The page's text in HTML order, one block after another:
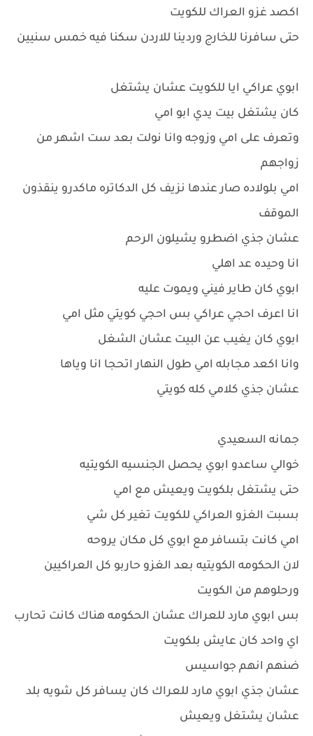
اكصد غزو العراك للكويت
حتى سافرنا للخارج وردينا للاردن سكنا فيه خمس سنيين
ابوي عراكي ايا للكويت عشان يشتغل
كان يشتغل بيت يدي ابو امي
وتعرف على امي وزوجه وانا نولت بعد ست اشهر من
زواجهم
امي بلولاده صار عندها نزيف كل الدكاتره ماكدرو ينقذون
الموقف
عشان جذي اضطرو يشيلون الرحم
انا وحيده عد اهلي
ابوي كان طاير فيني ويموت عليه
انا اعرف احجي عراكي بس احجي كويتي مثل امي
ابوي كان يغيب عن البيت عشان الشغل
وانا اكعد مجابله امي طول النهار اتحجا انا وياها
عشان جذي كلامي كله كويتي
جمانه السعيدي
خوالي ساعدو ابوي يحصل الجنسيه الكويتيه
حتى يشتغل بلكويت ويعيش مع امي
بسبت الغزو العراكي للكويت تغير كل شي
امي كانت بتسافر مع ابوي كل مكان يروحه
لان الحكومه الكويتيه بعد الغزو حاربو كل العراكيين
ورحلوهم من الكويت
بس ابوي مارد للعراك عشان الحكومه هناك كانت تحارب
اي واحد كان عايش بلكويت
ضنهم انهم جواسيس
عشان جذي ابوي مارد للعراك كان يسافر كل شويه بلد
عشان يشتغل ويعيش